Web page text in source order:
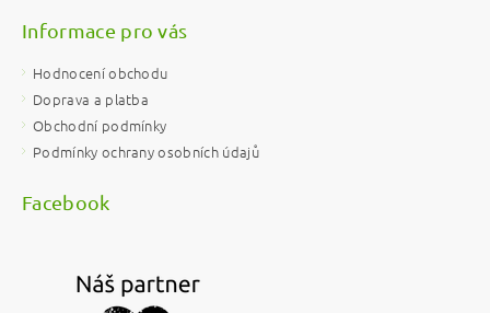
Informace pro vás
Hodnocení obchodu
Doprava a platba
Obchodní podmínky
Podmínky ochrany osobních údajů
Facebook